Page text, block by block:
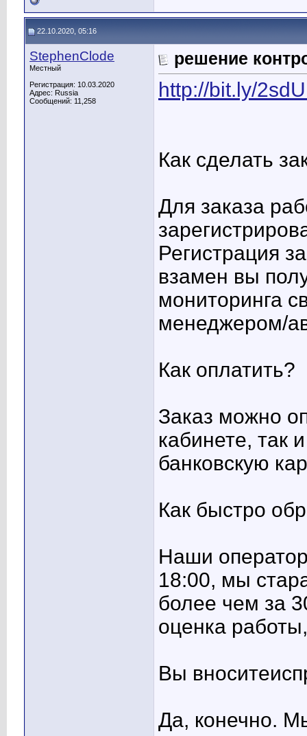
22.10.2020, 05:16
StephenClode
Местный
Регистрация: 10.03.2020
Адрес: Russia
Сообщений: 11,258
решение
http://bit.ly/
Как сделать
Для заказа
Регистрация
взамен вы
мониторинга
менеджером/
Как оплатить?
Заказ можно
кабинете, так
банковскую
Как быстро
Наши
18:00, мы
более чем за
оценка
Вы
Да, конечно.